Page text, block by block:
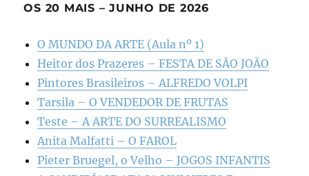
OS 20 MAIS – JUNHO DE 2026
O MUNDO DA ARTE (Aula nº 1)
Heitor dos Prazeres – FESTA DE SÃO JOÃO
Pintores Brasileiros – ALFREDO VOLPI
Tarsila – O VENDEDOR DE FRUTAS
Teste – A ARTE DO SURREALISMO
Anita Malfatti – O FAROL
Pieter Bruegel, o Velho – JOGOS INFANTIS